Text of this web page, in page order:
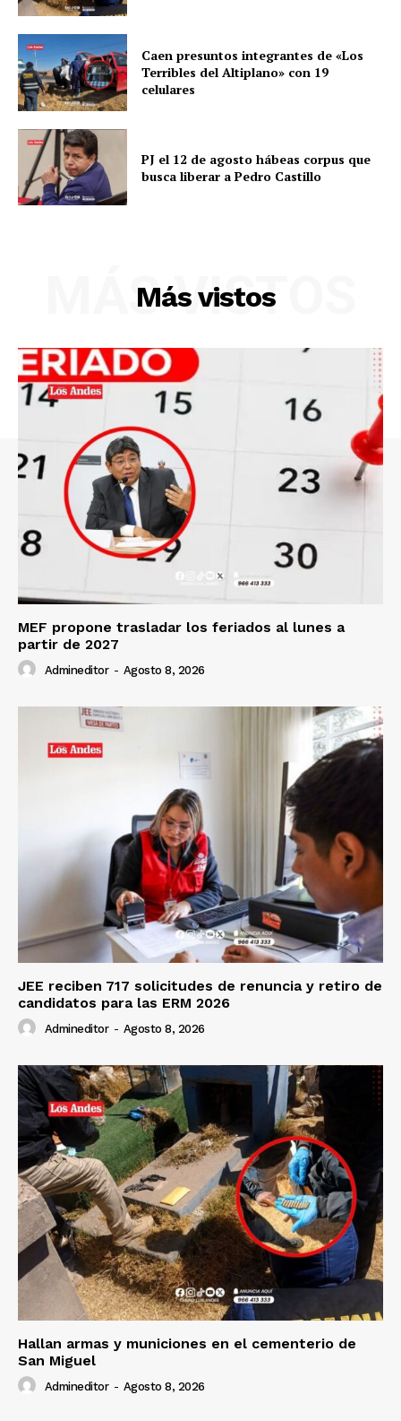
Diario los Andes
Nosotros
Prensa
Caen presuntos integrantes de «Los
Terribles del Altiplano» con 19
celulares
PJ el 12 de agosto hábeas corpus que
busca liberar a Pedro Castillo
Más vistos
MÁS VISTOS
MEF propone trasladar los feriados al lunes a
partir de 2027
Admineditor - Agosto 8, 2026
JEE reciben 717 solicitudes de renuncia y retiro de
candidatos para las ERM 2026
Admineditor - Agosto 8, 2026
Hallan armas y municiones en el cementerio de
San Miguel
Admineditor - Agosto 8, 2026